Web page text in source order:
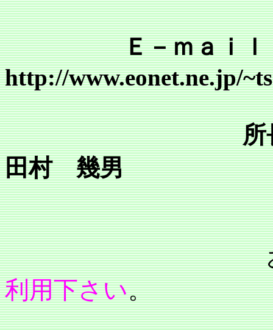
Ｅ－ｍａｉｌ
http://www.eonet.ne.jp/
所
田村 幾男
利用下さい。